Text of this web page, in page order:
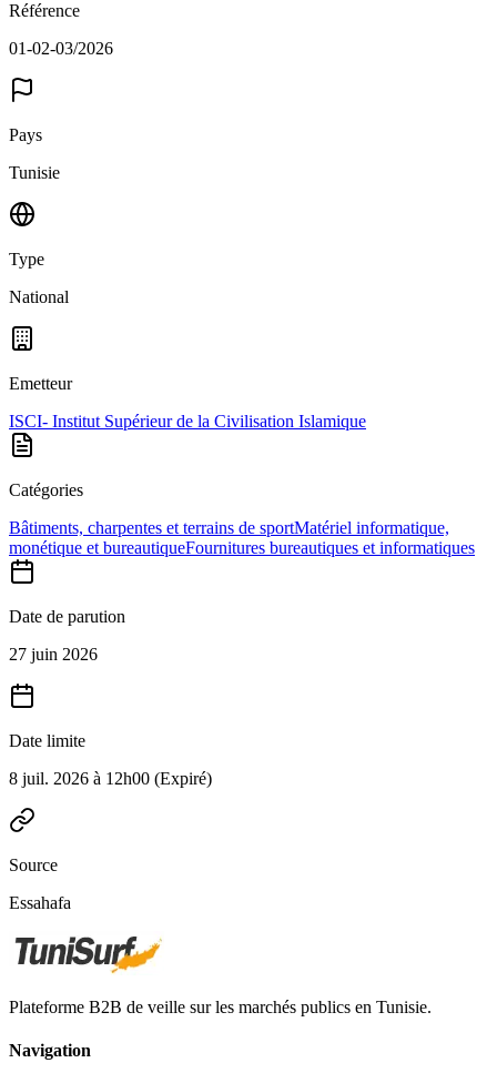
Référence
01-02-03/2026
Pays
Tunisie
Type
National
Emetteur
ISCI- Institut Supérieur de la Civilisation Islamique
Catégories
Bâtiments, charpentes et terrains de sportMatériel informatique,
monétique et bureautiqueFournitures bureautiques et informatiques
Date de parution
27 juin 2026
Date limite
8 juil. 2026 à 12h00 (Expiré)
Source
Essahafa
Plateforme B2B de veille sur les marchés publics en Tunisie.
Navigation